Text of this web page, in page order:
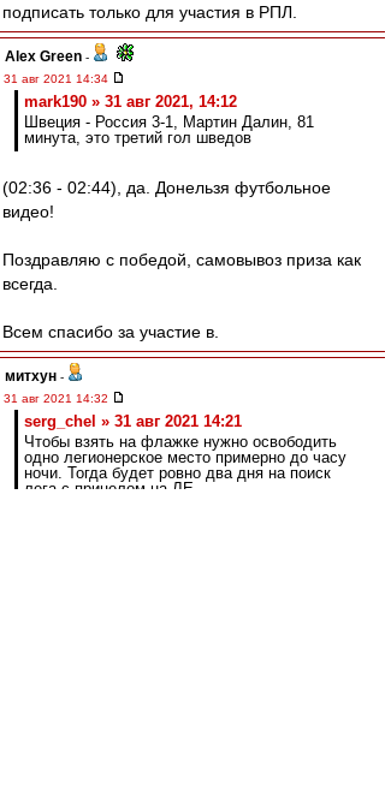
подписать только для участия в РПЛ.
Alex Green -
31 авг 2021 14:34
mark190 » 31 авг 2021, 14:12
Швеция - Россия 3-1, Мартин Далин, 81
минута, это третий гол шведов
(02:36 - 02:44), да. Донельзя футбольное
видео!
Поздравляю с победой, самовывоз приза как
всегда.
Всем спасибо за участие в.
митхун -
31 авг 2021 14:32
serg_chel » 31 авг 2021 14:21
Чтобы взять на флажке нужно освободить
одно легионерское место примерно до часу
ночи. Тогда будет ровно два дня на поиск
лега с прицелом на ЛЕ.